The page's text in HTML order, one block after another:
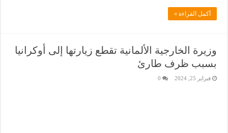
أكمل القراءة »
وزيرة الخارجية الألمانية تقطع زيارتها إلى أوكرانيا
بسبب ظرف طارئ
فبراير 25, 2024 0